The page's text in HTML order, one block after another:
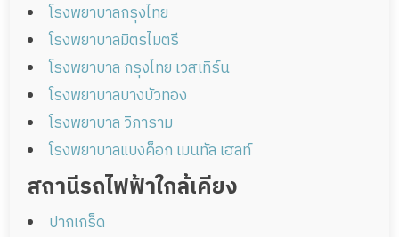
โรงพยาบาลกรุงไทย
โรงพยาบาลมิตรไมตรี
โรงพยาบาล กรุงไทย เวสเทิร์น
โรงพยาบาลบางบัวทอง
โรงพยาบาล วิภาราม
โรงพยาบาลแบงค็อก เมนทัล เฮลท์
สถานีรถไฟฟ้าใกล้เคียง
ปากเกร็ด